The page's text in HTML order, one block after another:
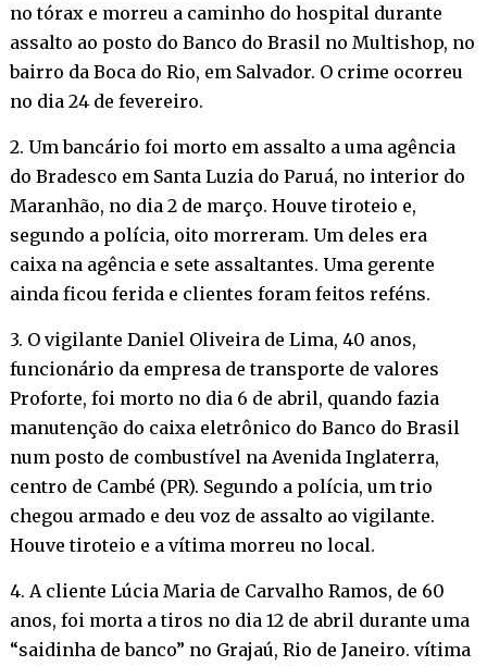
no tórax e morreu a caminho do hospital durante
assalto ao posto do Banco do Brasil no Multishop, no
bairro da Boca do Rio, em Salvador. O crime ocorreu
no dia 24 de fevereiro.
2. Um bancário foi morto em assalto a uma agência
do Bradesco em Santa Luzia do Paruá, no interior do
Maranhão, no dia 2 de março. Houve tiroteio e,
segundo a polícia, oito morreram. Um deles era
caixa na agência e sete assaltantes. Uma gerente
ainda ficou ferida e clientes foram feitos reféns.
3. O vigilante Daniel Oliveira de Lima, 40 anos,
funcionário da empresa de transporte de valores
Proforte, foi morto no dia 6 de abril, quando fazia
manutenção do caixa eletrônico do Banco do Brasil
num posto de combustível na Avenida Inglaterra,
centro de Cambé (PR). Segundo a polícia, um trio
chegou armado e deu voz de assalto ao vigilante.
Houve tiroteio e a vítima morreu no local.
4. A cliente Lúcia Maria de Carvalho Ramos, de 60
anos, foi morta a tiros no dia 12 de abril durante uma
“saidinha de banco” no Grajaú, Rio de Janeiro. vítima